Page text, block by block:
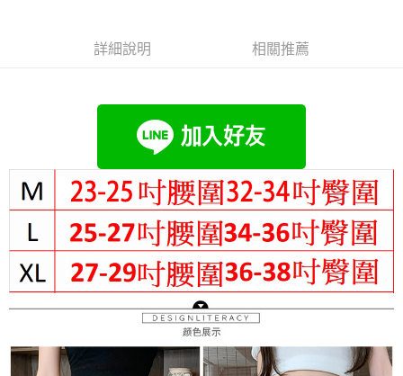
2.付款方式選擇「大哥付你分期」，訂單成立後會自動跳轉到大哥付的交易
4.訂單成立30分鐘內，如未前往確認交易或遇審核未通過，訂單將自動取
消。如遇「轉專審核」未通過狀況，表示未達大哥付你分期系統評分，恕無
醒簡訊。
2.透過簡訊連結打開帳單後，可選擇「超商條碼／台灣大直營門市／銀行轉
帳／街口支付／iPASS MONEY」等通路繳費。
【注意事項】
1.本服務係由「台灣大哥大股份有限公司」（以下簡稱本公司）所提供，讓
用戶於交易時，得透過本服務購買商品或服務，並由商店將買賣／分期付款
買賣價金債權讓與本公司後，依約使用本公司帳單繳交帳款。
2.基於同意付款使用「大哥付你分期」之契約關係目的，商店將以您的個人
資料（包含姓名、電話或地址）提供予台灣大哥大進項蒐集、處理及利用，
由本公司與您本人進行分期帳單所需資料之確認、核對及更正。
3.完整用戶服務條款，請詳閱以下連結：https://oppay.tw/userRule
１．簡單：不需註冊會員、不需綁卡、不需儲值。
２．便利：只要手機號碼，簡訊認證，即可結帳。
３．安心：先確認商品／服務後，再付款。
【「AFTEE先享後付」結帳流程】
１．於結帳方式選擇「AFTEE先享後付」後，將跳轉至「AFTEE先享後付」
結帳頁面，進行簡訊認證並確認金額後，即可完成結帳。
２．訂單成立數日內，您將收到繳費通知簡訊。
３．收到繳費通知簡訊後14天內，點擊此簡訊中的連結，可透過四大超商／
ATM／網路銀行／等多元方式進行付款，方視為交易完成。
※ 請注意：結帳手續完成當下不需立刻繳費，但若您需要取消訂單，請聯絡
購買商品的店家。未經商家同意取消之訂單仍視為有效，需透過AFTEE先享
後付繳納相關費用。
※ 交易是否成功請以「AFTEE先享後付 」之結帳頁面顯示為準，若有關於
是否繳費成功／繳費後需取消欲退款等相關疑問，請聯繫「AFTEE先享後付
客戶支援中心」
https://netprotections.freshdesk.com/support/home
「Hami Point」為中華電信所提供之點數服務，可於會員專區綁定中華電信
會員帳號後，即可在購物車使用 Hami Point 折抵消費金額 (1點等於1元)。
運送方式
全家付款取貨
每筆NT$80，滿NT$699(含以上)免運費
付款後全家取貨
每筆NT$80，滿NT$699(含以上)免運費
每筆NT$80，滿NT$699(含以上)免運費
詳細說明 相關推薦